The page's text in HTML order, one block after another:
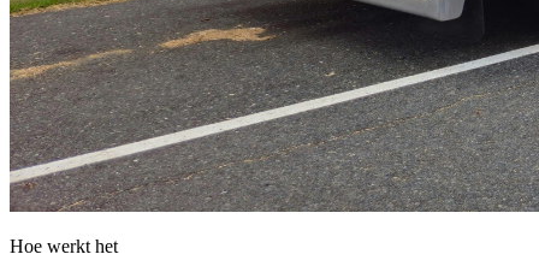
Hoe werkt het